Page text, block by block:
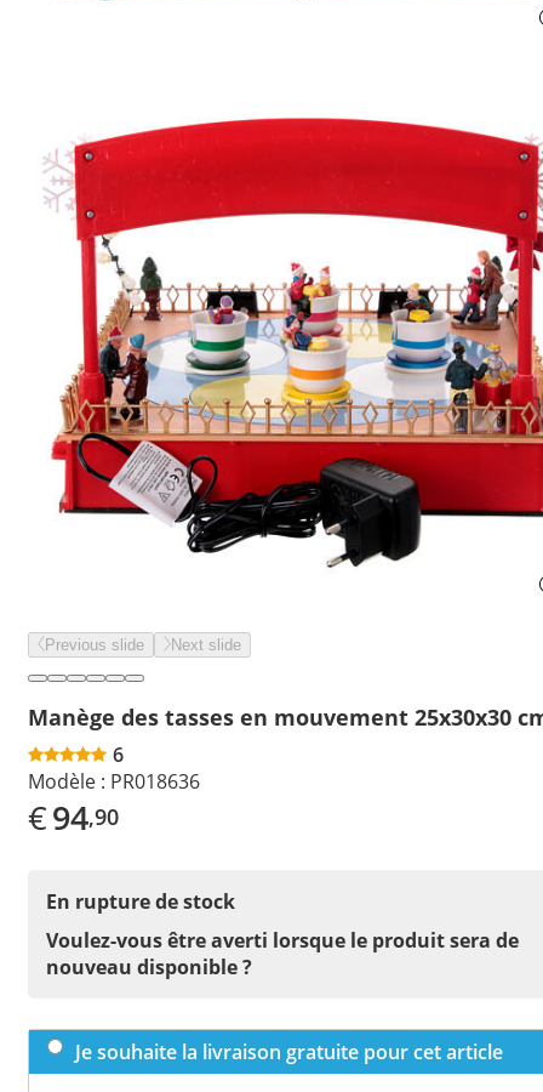
Previous slide Next slide
Manège des tasses en mouvement 25x30x30
6
Modèle : PR018636
€94,90
En rupture de stock
Voulez-vous être averti lorsque le produit sera de
nouveau disponible ?
Je souhaite la livraison gratuite pour cet article